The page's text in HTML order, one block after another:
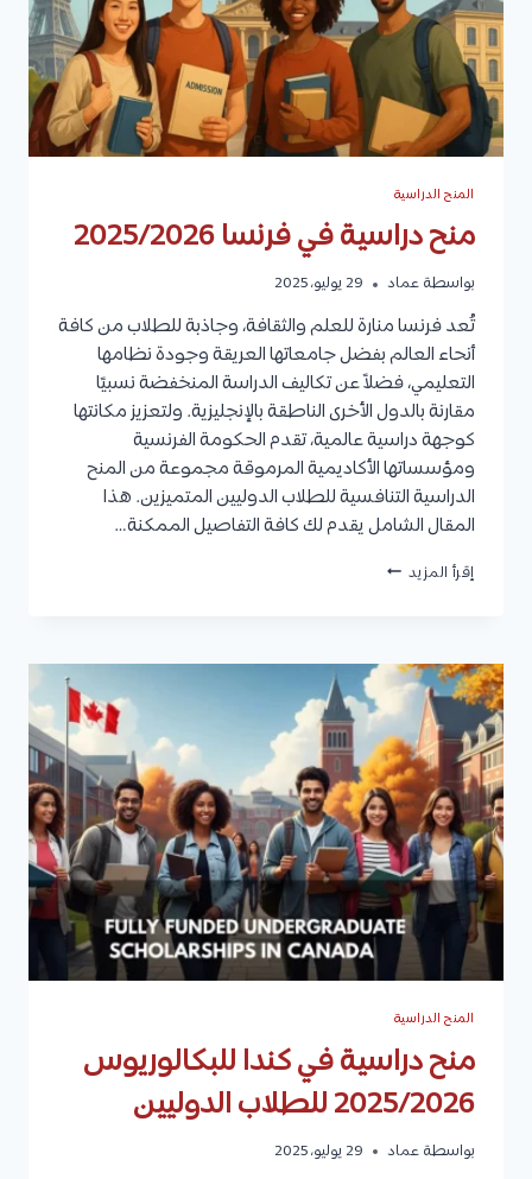
المنح الدراسية
منح دراسية في فرنسا 2025/2026
بواسطة عماد 29 يوليو، 2025
تُعد فرنسا منارة للعلم والثقافة، وجاذبة للطلاب من كافة
أنحاء العالم بفضل جامعاتها العريقة وجودة نظامها
التعليمي، فضلاً عن تكاليف الدراسة المنخفضة نسبيًا
مقارنة بالدول الأخرى الناطقة بالإنجليزية. ولتعزيز مكانتها
كوجهة دراسية عالمية، تقدم الحكومة الفرنسية
ومؤسساتها الأكاديمية المرموقة مجموعة من المنح
الدراسية التنافسية للطلاب الدوليين المتميزين. هذا
المقال الشامل يقدم لك كافة التفاصيل الممكنة…
إقرأ المزيد منح
2025/2026
المنح الدراسية
منح دراسية في كندا للبكالوريوس
2025/2026 للطلاب الدوليين
بواسطة عماد 29 يوليو، 2025